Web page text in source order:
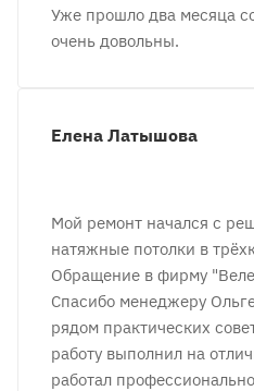
Уже прошло два месяца
очень довольны.
Елена Латышова
Мой ремонт начался с
натяжные потолки в
Обращение в фирму
Спасибо менеджеру
рядом практических
работу выполнил на
работал